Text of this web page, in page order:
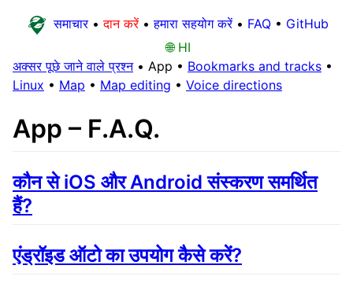
समाचार •दान करें •हमारा सहयोग करें • FAQ • GitHub
🌐 HI
अक्सर पूछे जाने वाले प्रश्न• App • Bookmarks and tracks •
Linux • Map • Map editing • Voice directions
App – F.A.Q.
कौन से iOS और Android संस्करण समर्थित
हैं?
एंड्रॉइड ऑटो का उपयोग कैसे करें?